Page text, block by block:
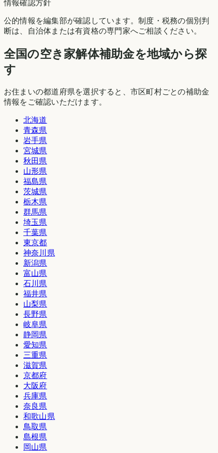
情報確認方針
公的情報を編集部が確認しています。制度・税務の個別判
断は、自治体または有資格の専門家へご相談ください。
全国の空き家解体補助金を地域から探
す
お住まいの都道府県を選択すると、市区町村ごとの補助金
情報をご確認いただけます。
北海道
青森県
岩手県
宮城県
秋田県
山形県
福島県
茨城県
栃木県
群馬県
埼玉県
千葉県
東京都
神奈川県
新潟県
富山県
石川県
福井県
山梨県
長野県
岐阜県
静岡県
愛知県
三重県
滋賀県
京都府
大阪府
兵庫県
奈良県
和歌山県
鳥取県
島根県
岡山県